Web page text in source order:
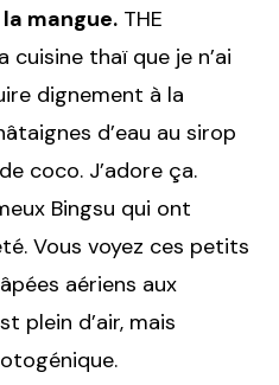
mangue. THE
cuisine thaï que je n’ai
dignement à la
d’eau au sirop
coco. J’adore ça.
Bingsu qui ont
Vous voyez ces petits
aériens aux
plein d’air, mais